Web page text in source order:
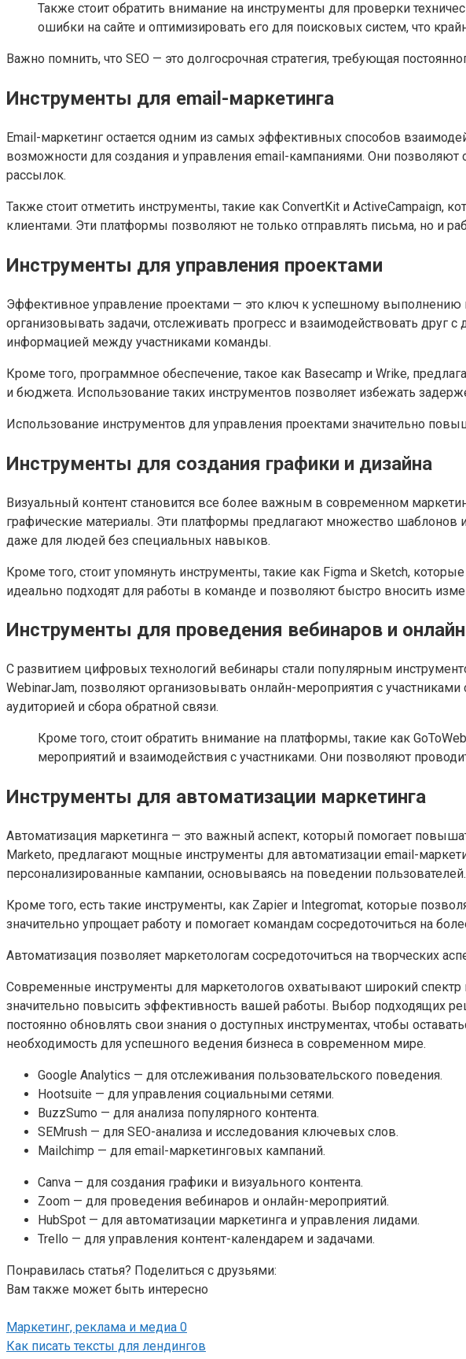
Также стоит обратить внимание на инструменты для проверки
ошибки на сайте и оптимизировать его для поисковых систем, что
Важно помнить, что SEO — это долгосрочная стратегия, требующая
Инструменты для email-маркетинга
Email-маркетинг остается одним из самых эффективных способов
возможности для создания и управления email-кампаниями. Они
рассылок.
Также стоит отметить инструменты, такие как ConvertKit и
клиентами. Эти платформы позволяют не только отправлять письма, но и
Инструменты для управления проектами
Эффективное управление проектами — это ключ к успешному выполнению
организовывать задачи, отслеживать прогресс и взаимодействовать друг
информацией между участниками команды.
Кроме того, программное обеспечение, такое как Basecamp и Wrike,
и бюджета. Использование таких инструментов позволяет избежать
Использование инструментов для управления проектами значительно
Инструменты для создания графики и дизайна
Визуальный контент становится все более важным в современном
графические материалы. Эти платформы предлагают множество шаблонов
даже для людей без специальных навыков.
Кроме того, стоит упомянуть инструменты, такие как Figma и Sketch,
идеально подходят для работы в команде и позволяют быстро вносить
Инструменты для проведения вебинаров и
С развитием цифровых технологий вебинары стали популярным
WebinarJam, позволяют организовывать онлайн-мероприятия с
аудиторией и сбора обратной связи.
Кроме того, стоит обратить внимание на платформы, такие как
мероприятий и взаимодействия с участниками. Они позволяют
Инструменты для автоматизации маркетинга
Автоматизация маркетинга — это важный аспект, который помогает
Marketo, предлагают мощные инструменты для автоматизации email-
персонализированные кампании, основываясь на поведении пользователей.
Кроме того, есть такие инструменты, как Zapier и Integromat, которые
значительно упрощает работу и помогает командам сосредоточиться на
Автоматизация позволяет маркетологам сосредоточиться на творческих
Современные инструменты для маркетологов охватывают широкий
значительно повысить эффективность вашей работы. Выбор подходящих
постоянно обновлять свои знания о доступных инструментах, чтобы
необходимость для успешного ведения бизнеса в современном мире.
Google Analytics — для отслеживания пользовательского поведения.
Hootsuite — для управления социальными сетями.
BuzzSumo — для анализа популярного контента.
SEMrush — для SEO-анализа и исследования ключевых слов.
Mailchimp — для email-маркетинговых кампаний.
Canva — для создания графики и визуального контента.
Zoom — для проведения вебинаров и онлайн-мероприятий.
HubSpot — для автоматизации маркетинга и управления лидами.
Trello — для управления контент-календарем и задачами.
Понравилась статья? Поделиться с друзьями:
Вам также может быть интересно
Маркетинг, реклама и медиа 0
Как писать тексты для лендингов